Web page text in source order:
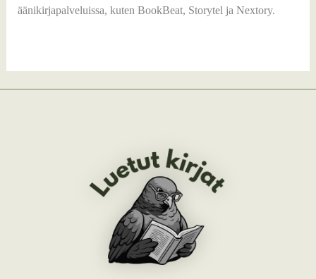
äänikirjapalveluissa, kuten BookBeat, Storytel ja Nextory.